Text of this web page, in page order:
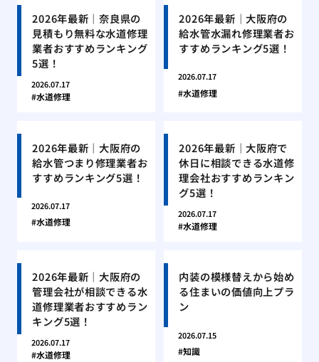
2026年最新｜奈良県の
見積もり無料な水道修理
業者おすすめランキング
5選！
2026.07.17
水道修理
2026年最新｜大阪府の
給水管水漏れ修理業者お
すすめランキング5選！
2026.07.17
水道修理
2026年最新｜大阪府の
給水管つまり修理業者お
すすめランキング5選！
2026.07.17
水道修理
2026年最新｜大阪府で
休日に相談できる水道修
理会社おすすめランキン
グ5選！
2026.07.17
水道修理
2026年最新｜大阪府の
管理会社が相談できる水
道修理業者おすすめラン
キング5選！
2026.07.17
水道修理
内装の模様替えから始め
る住まいの価値向上プラ
ン
2026.07.15
知識